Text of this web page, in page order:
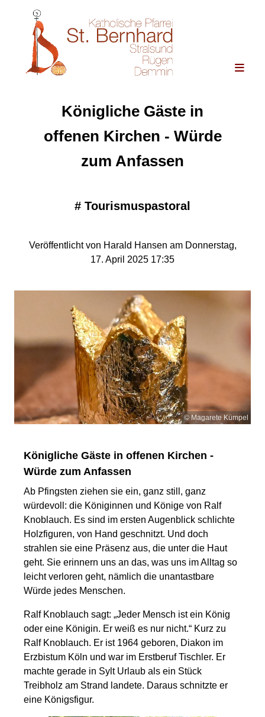
Königliche Gäste in
offenen Kirchen - Würde
zum Anfassen
# Tourismuspastoral
Veröffentlicht von Harald Hansen am Donnerstag,
17. April 2025 17:35
© Magarete Kümpel
Königliche Gäste in offenen Kirchen -
Würde zum Anfassen
Ab Pfingsten ziehen sie ein, ganz still, ganz
würdevoll: die Königinnen und Könige von Ralf
Knoblauch. Es sind im ersten Augenblick schlichte
Holzfiguren, von Hand geschnitzt. Und doch
strahlen sie eine Präsenz aus, die unter die Haut
geht. Sie erinnern uns an das, was uns im Alltag so
leicht verloren geht, nämlich die unantastbare
Würde jedes Menschen.
Ralf Knoblauch sagt: „Jeder Mensch ist ein König
oder eine Königin. Er weiß es nur nicht.“ Kurz zu
Ralf Knoblauch. Er ist 1964 geboren, Diakon im
Erzbistum Köln und war im Erstberuf Tischler. Er
machte gerade in Sylt Urlaub als ein Stück
Treibholz am Strand landete. Daraus schnitzte er
eine Königsfigur.